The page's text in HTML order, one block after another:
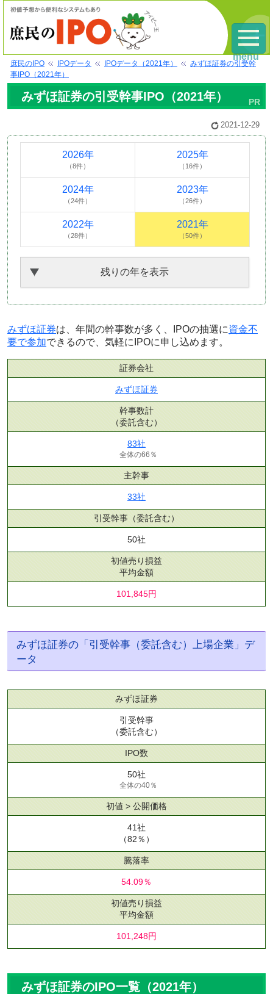
庶民のIPO IPOデータ IPOデータ（2021年）
みずほ証券の引受幹
事IPO（2021年）
みずほ証券の引受幹事IPO（2021年）
2021-12-29
2026年
（8件）
2025年
（16件）
2024年
（24件）
2023年
（26件）
2022年
（28件）
2021年
（50件）
残りの年を表示
みずほ証券は、年間の幹事数が多く、IPOの抽選に資金不
要で参加できるので、気軽にIPOに申し込めます。
証券会社
みずほ証券
幹事数計
（委託含む）
83社
全体の66％
主幹事
33社
引受幹事 （委託含む）
50社
初値売り損益
平均金額
101,845円
みずほ証券の「引受幹事（委託含む）上場企業」デ
ータ
みずほ証券
引受幹事
（委託含む）
IPO数
50社
全体の40％
初値 > 公開価格
41社
（82％）
騰落率
54.09％
初値売り損益
平均金額
101,248円
みずほ証券のIPO一覧（2021年）
menu